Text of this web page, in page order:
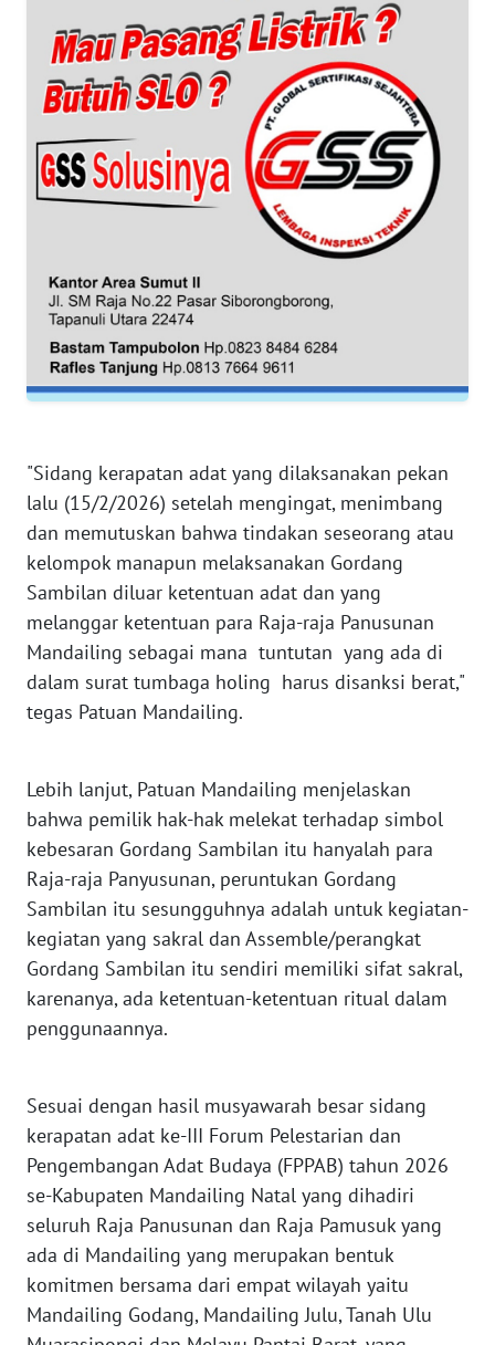
"Sidang kerapatan adat yang dilaksanakan pekan
lalu (15/2/2026) setelah mengingat, menimbang
dan memutuskan bahwa tindakan seseorang atau
kelompok manapun melaksanakan Gordang
Sambilan diluar ketentuan adat dan yang
melanggar ketentuan para Raja-raja Panusunan
Mandailing sebagai mana tuntutan yang ada di
dalam surat tumbaga holing harus disanksi berat,"
tegas Patuan Mandailing.
Lebih lanjut, Patuan Mandailing menjelaskan
bahwa pemilik hak-hak melekat terhadap simbol
kebesaran Gordang Sambilan itu hanyalah para
Raja-raja Panyusunan, peruntukan Gordang
Sambilan itu sesungguhnya adalah untuk kegiatan-
kegiatan yang sakral dan Assemble/perangkat
Gordang Sambilan itu sendiri memiliki sifat sakral,
karenanya, ada ketentuan-ketentuan ritual dalam
penggunaannya.
Sesuai dengan hasil musyawarah besar sidang
kerapatan adat ke-III Forum Pelestarian dan
Pengembangan Adat Budaya (FPPAB) tahun 2026
se-Kabupaten Mandailing Natal yang dihadiri
seluruh Raja Panusunan dan Raja Pamusuk yang
ada di Mandailing yang merupakan bentuk
komitmen bersama dari empat wilayah yaitu
Mandailing Godang, Mandailing Julu, Tanah Ulu
JAMBI
WN
SULTRA
WN
NTB
SULTENG
WN
SULBAR
WN
SUMBAR
WN
SUMSEL
WN
BENGKULU
WN
JATENG
WN
NUSANTARA
JOGJA
WN
BALI
WN
KALBAR
WN
KALTENG